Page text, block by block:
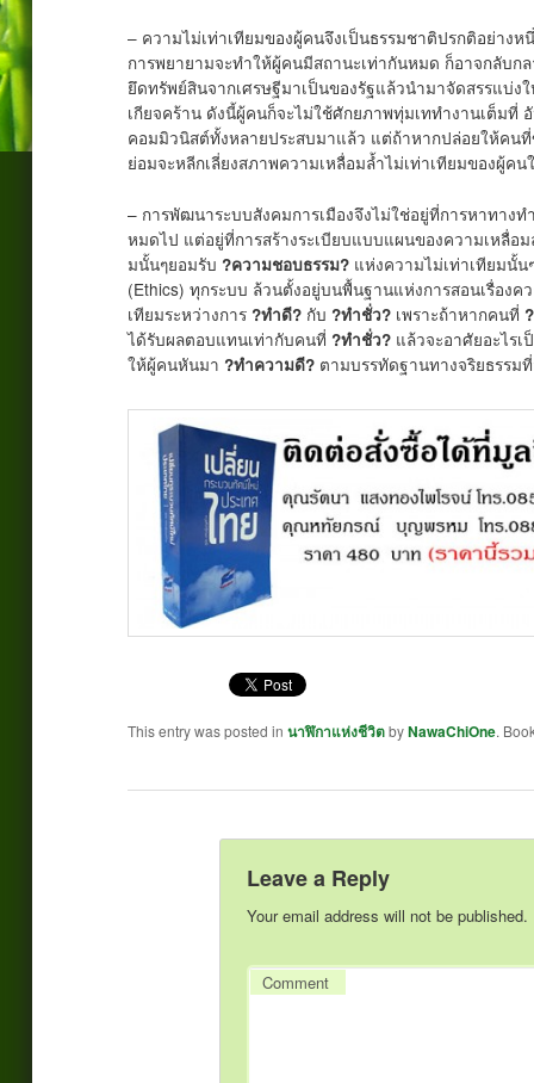
– ความไม่เท่าเทียมของผู้คนจึงเป็นธรรมชาติปรกติอย่าง
การพยายามจะทำให้ผู้คนมีสถานะเท่ากันหมด ก็อาจกลับก
ยึดทรัพย์สินจากเศรษฐีมาเป็นของรัฐแล้วนำมาจัดสรรแบ่
เกียจคร้าน ดังนี้ผู้คนก็จะไม่ใช้ศักยภาพทุ่มเททำงานเต็มที่
คอมมิวนิสต์ทั้งหลายประสบมาแล้ว แต่ถ้าหากปล่อยให้คน
ย่อมจะหลีกเลี่ยงสภาพความเหลื่อมล้ำไม่เท่าเทียมของผู้ค
– การพัฒนาระบบสังคมการเมืองจึงไม่ใช่อยู่ที่การหาทาง
หมดไป แต่อยู่ที่การสร้างระเบียบแบบแผนของความเหลื่อ
มนั้นๆยอมรับ ?ความชอบธรรม? แห่งความไม่เท่าเทียมนั้
(Ethics) ทุกระบบ ล้วนตั้งอยู่บนพื้นฐานแห่งการสอนเรื่องค
เทียมระหว่างการ ?ทำดี? กับ ?ทำชั่ว? เพราะถ้าหากคนที่
ได้รับผลตอบแทนเท่ากับคนที่ ?ทำชั่ว? แล้วจะอาศัยอะไร
ให้ผู้คนหันมา ?ทำความดี? ตามบรรทัดฐานทางจริยธรรม
This entry was posted inนาฬิกาแห่งชีวิตbyNawaChiOne.
Leave a Reply
Your email address will not be published.
Comment